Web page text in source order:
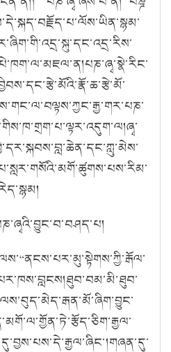
པཎ་ཞྭ་སྣེ་རིང་
ཞྭ་
“ནངས་པར་མུ་སྟེགས་ཀྱི་རྒོལ་
ཐུབ་བམ་མི་ཐུབ་
གཞན་དུ་